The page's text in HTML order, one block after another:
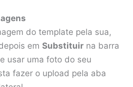
do template pela sua,
emSubstituir na barra
usar uma foto do seu
fazer o upload pela aba